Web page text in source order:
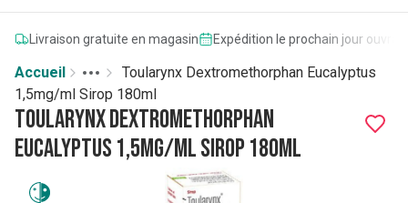
Livraison gratuite en magasin Expédition le prochain jour
Accueil
More
Toggle menu
Toularynx Dextromethorphan Eucalyptus
1,5mg/ml Sirop 180ml
Toularynx Dextromethorphan
Eucalyptus 1,5mg/ml Sirop 180ml